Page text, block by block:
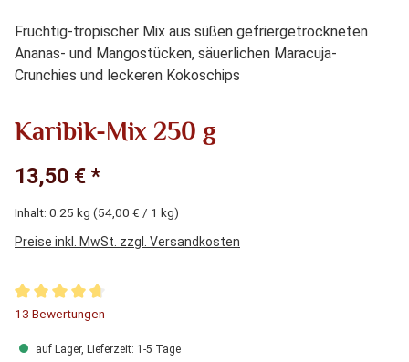
Fruchtig-tropischer Mix aus süßen gefriergetrockneten
Ananas- und Mangostücken, säuerlichen Maracuja-
Crunchies und leckeren Kokoschips
Karibik-Mix 250 g
13,50 € *
Inhalt: 0.25 kg (54,00 € / 1 kg)
Preise inkl. MwSt. zzgl. Versandkosten
Durchschnittliche Bewertung von 4.69 von 5 Sternen
13 Bewertungen
auf Lager, Lieferzeit: 1-5 Tage